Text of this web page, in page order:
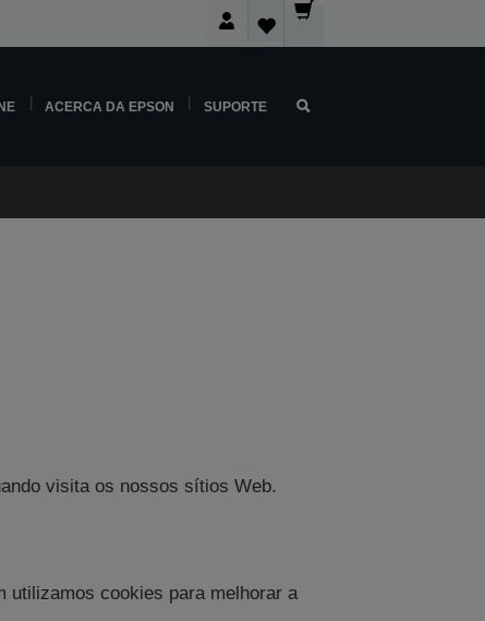
ACERCA DA EPSON SUPORTE
visita os nossos sítios Web.
utilizamos cookies para melhorar a